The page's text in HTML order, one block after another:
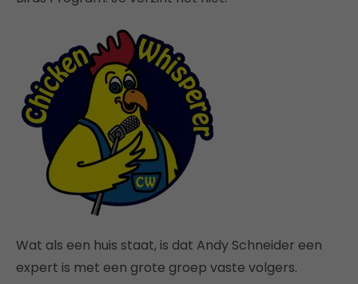
Wat als een huis staat, is dat Andy Schneider een
expert is met een grote groep vaste volgers.